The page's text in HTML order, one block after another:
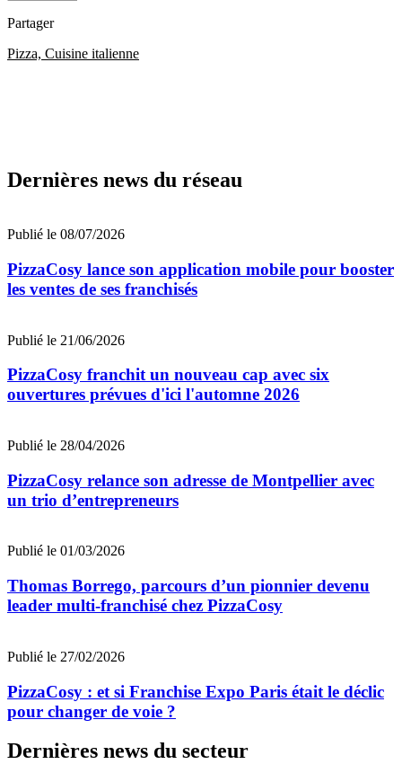
Partager
Pizza, Cuisine italienne
Dernières news du réseau
Publié le 08/07/2026
PizzaCosy lance son application mobile pour booster
les ventes de ses franchisés
Publié le 21/06/2026
PizzaCosy franchit un nouveau cap avec six
ouvertures prévues d'ici l'automne 2026
Publié le 28/04/2026
PizzaCosy relance son adresse de Montpellier avec
un trio d’entrepreneurs
Publié le 01/03/2026
Thomas Borrego, parcours d’un pionnier devenu
leader multi-franchisé chez PizzaCosy
Publié le 27/02/2026
PizzaCosy : et si Franchise Expo Paris était le déclic
pour changer de voie ?
Dernières news du secteur